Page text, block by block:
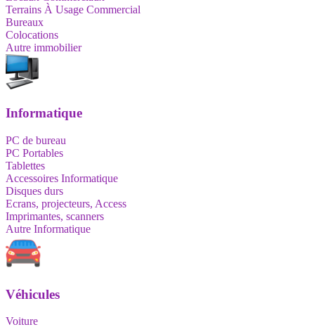
Terrains À Usage Commercial
Bureaux
Colocations
Autre immobilier
Informatique
PC de bureau
PC Portables
Tablettes
Accessoires Informatique
Disques durs
Ecrans, projecteurs, Access
Imprimantes, scanners
Autre Informatique
Véhicules
Voiture